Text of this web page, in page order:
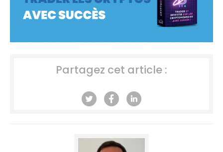
Partagez cet article :